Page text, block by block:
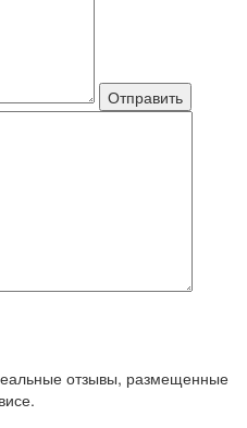
отзывы, размещенные